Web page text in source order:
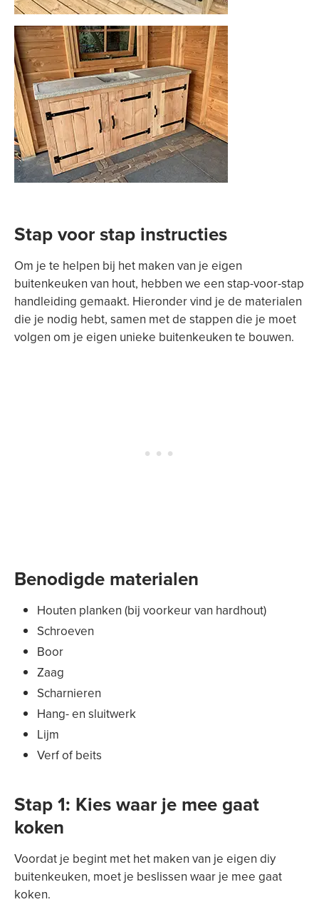
Stap voor stap instructies
Om je te helpen bij het maken van je eigen
buitenkeuken van hout, hebben we een stap-voor-stap
handleiding gemaakt. Hieronder vind je de materialen
die je nodig hebt, samen met de stappen die je moet
volgen om je eigen unieke buitenkeuken te bouwen.
Benodigde materialen
Houten planken (bij voorkeur van hardhout)
Schroeven
Boor
Zaag
Scharnieren
Hang- en sluitwerk
Lijm
Verf of beits
Stap 1: Kies waar je mee gaat
koken
Voordat je begint met het maken van je eigen diy
buitenkeuken, moet je beslissen waar je mee gaat
koken.